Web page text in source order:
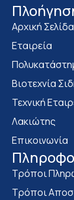
Αρχική Σελίδα
Εταιρεία
Bιοτεχνία
Τεχνική
Λακιώτης
Επικοινωνία
Τρόποι
Τρόποι